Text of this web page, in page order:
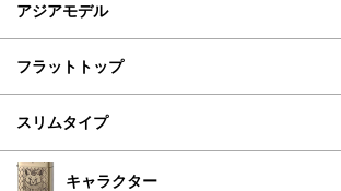
アジアモデル
フラットトップ
スリムタイプ
キャラクター